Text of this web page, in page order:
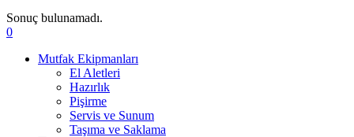
Sonuç bulunamadı.
0
Mutfak Ekipmanları
El Aletleri
Hazırlık
Pişirme
Servis ve Sunum
Taşıma ve Saklama